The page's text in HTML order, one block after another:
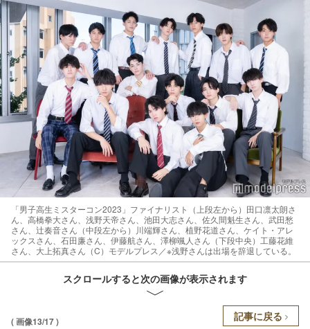
「男子高生ミスターコン2023」ファイナリスト（上段左から）田口凛太朗さ
ん、高橋拳大さん、浅野天帝さん、池田大志さん、佐久間魁生さん、武田愁
さん、辻奏音さん（中段左から）川端輝さん、植野花道さん、ケイト・アレ
ックスさん、石田廉さん、伊藤航さん、澤柳颯人さん（下段中央）工藤花維
さん、大上拓真さん（C）モデルプレス／※浅野さんは出場を辞退している。
スクロールすると次の画像が表示されます
( 画像13/17 ) 記事に戻る